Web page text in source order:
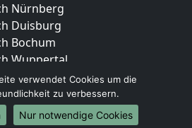
Nürnberg
Duisburg
Bochum
Wuppertal
Bielefeld
Bonn
Münster
verwendet Cookies um die
zu verbessern.
Nur notwendige Cookies